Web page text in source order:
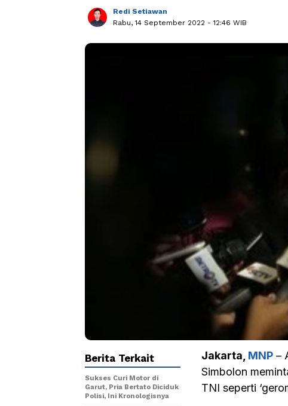
Redi Setiawan
Rabu, 14 September 2022 - 12:46 WIB
Jakarta, MNP –
Simbolon
TNI seperti
Berita Terkait
Sukses Curi Motor di
Garut, Pria Bertato Diciduk
Polisi, Ini Kronologisnya